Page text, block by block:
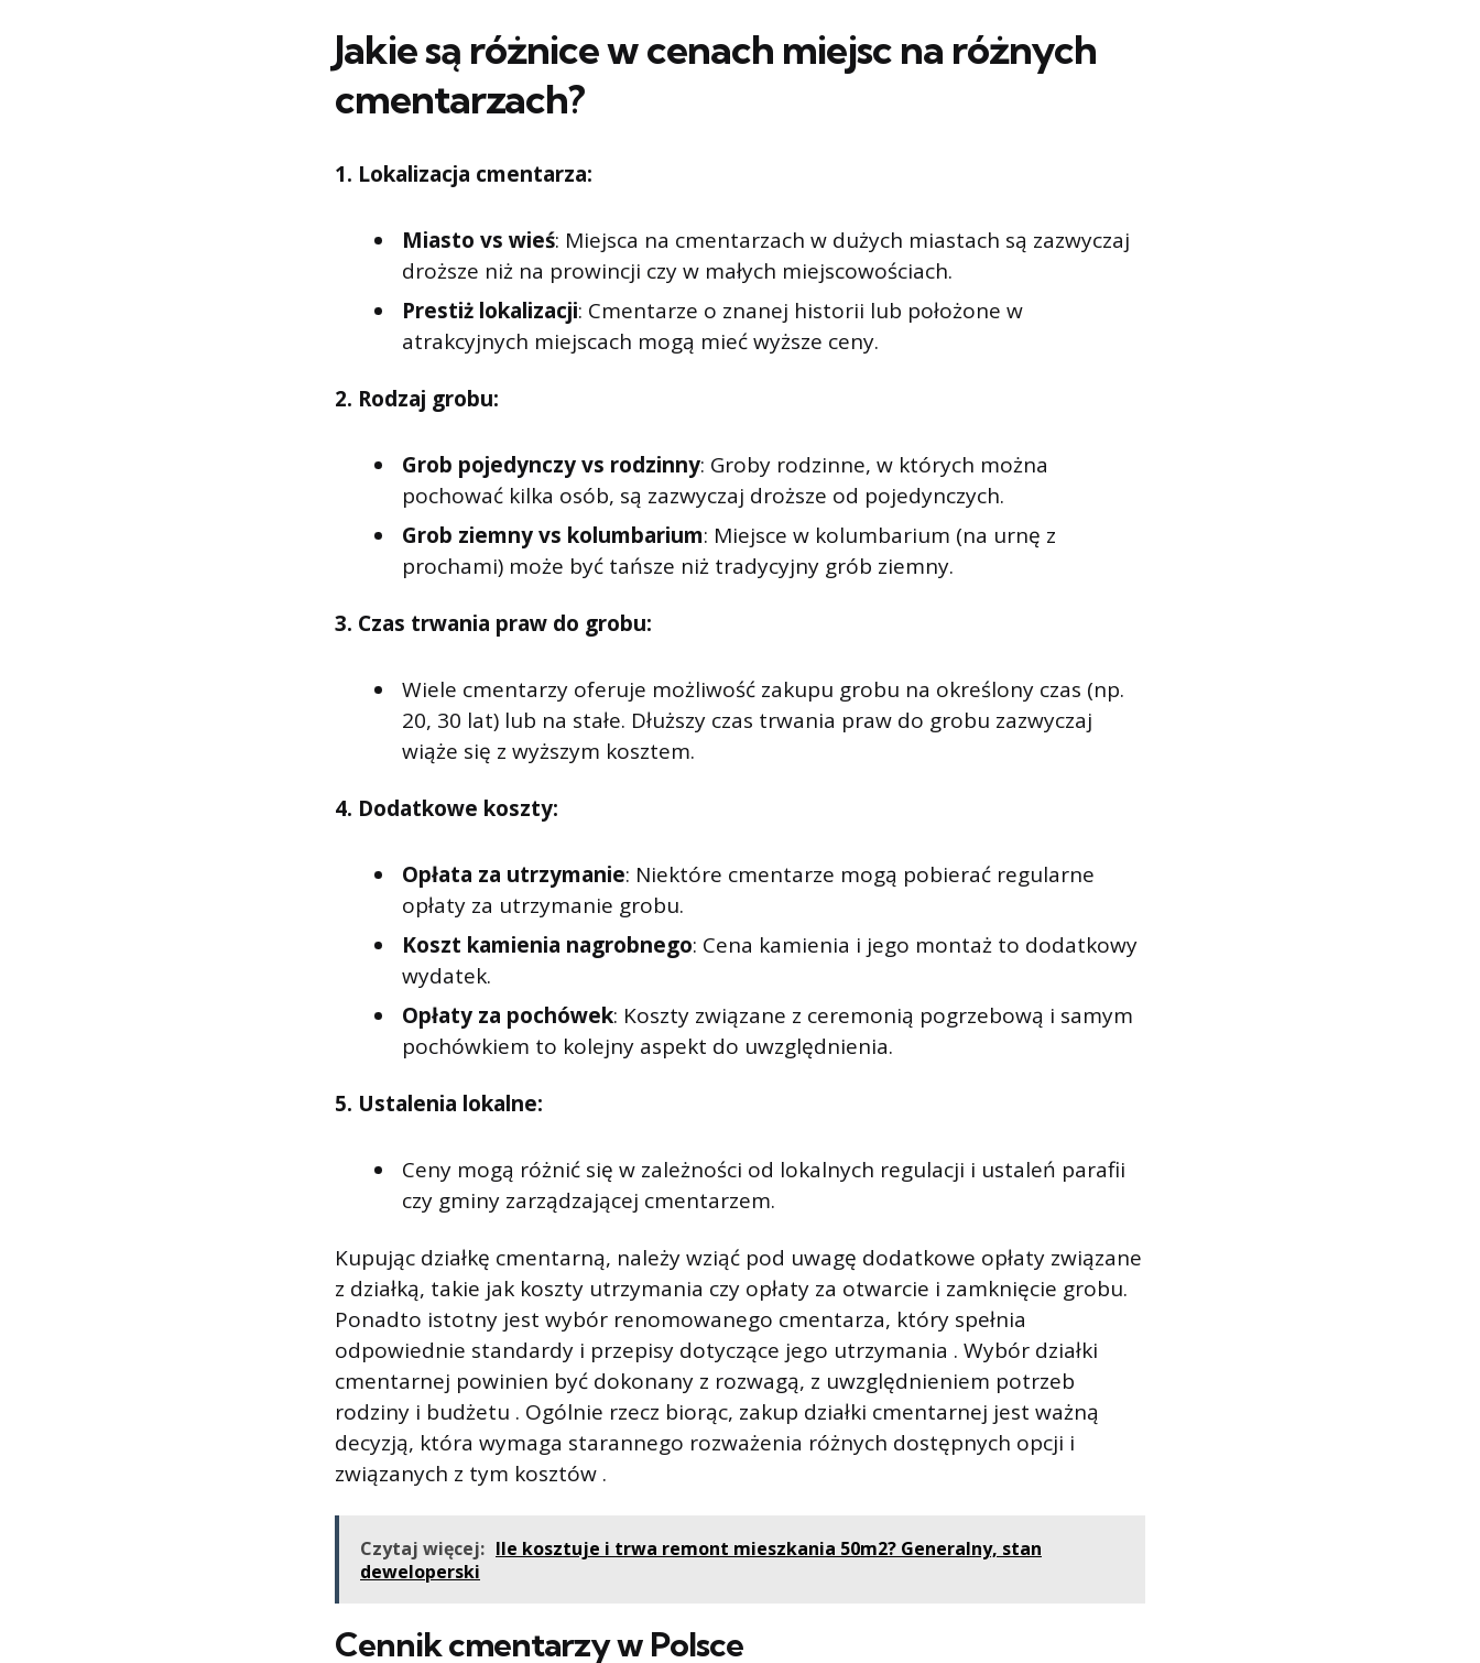
Jakie są różnice w cenach miejsc na różnych
cmentarzach?
1. Lokalizacja cmentarza:
Miasto vs wieś: Miejsca na cmentarzach w dużych miastach są zazwyczaj
droższe niż na prowincji czy w małych miejscowościach.
Prestiż lokalizacji: Cmentarze o znanej historii lub położone w
atrakcyjnych miejscach mogą mieć wyższe ceny.
2. Rodzaj grobu:
Grob pojedynczy vs rodzinny: Groby rodzinne, w których można
pochować kilka osób, są zazwyczaj droższe od pojedynczych.
Grob ziemny vs kolumbarium: Miejsce w kolumbarium (na urnę z
prochami) może być tańsze niż tradycyjny grób ziemny.
3. Czas trwania praw do grobu:
Wiele cmentarzy oferuje możliwość zakupu grobu na określony czas (np.
20, 30 lat) lub na stałe. Dłuższy czas trwania praw do grobu zazwyczaj
wiąże się z wyższym kosztem.
4. Dodatkowe koszty:
Opłata za utrzymanie: Niektóre cmentarze mogą pobierać regularne
opłaty za utrzymanie grobu.
Koszt kamienia nagrobnego: Cena kamienia i jego montaż to dodatkowy
wydatek.
Opłaty za pochówek: Koszty związane z ceremonią pogrzebową i samym
pochówkiem to kolejny aspekt do uwzględnienia.
5. Ustalenia lokalne:
Ceny mogą różnić się w zależności od lokalnych regulacji i ustaleń parafii
czy gminy zarządzającej cmentarzem.
Kupując działkę cmentarną, należy wziąć pod uwagę dodatkowe opłaty związane
z działką, takie jak koszty utrzymania czy opłaty za otwarcie i zamknięcie grobu.
Ponadto istotny jest wybór renomowanego cmentarza, który spełnia
odpowiednie standardy i przepisy dotyczące jego utrzymania . Wybór działki
cmentarnej powinien być dokonany z rozwagą, z uwzględnieniem potrzeb
rodziny i budżetu . Ogólnie rzecz biorąc, zakup działki cmentarnej jest ważną
decyzją, która wymaga starannego rozważenia różnych dostępnych opcji i
związanych z tym kosztów .
Czytaj więcej: Ile kosztuje i trwa remont mieszkania 50m2? Generalny, stan
deweloperski
Cennik cmentarzy w Polsce